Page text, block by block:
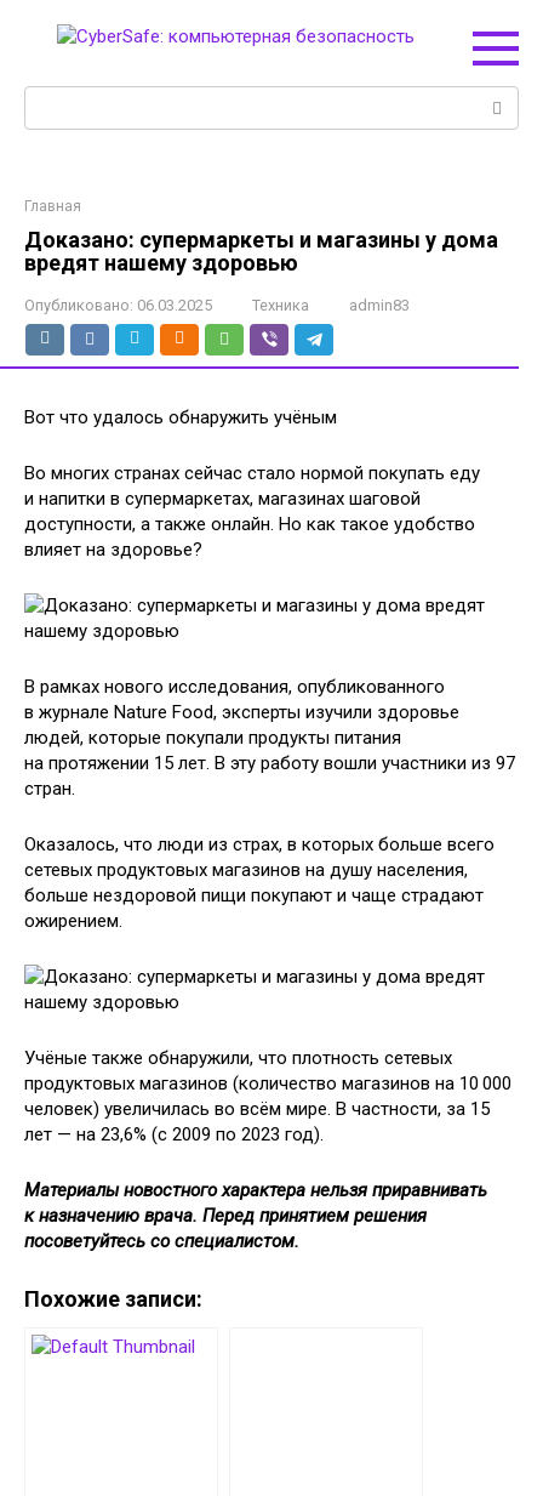
Главная
Доказано: супермаркеты и магазины у дома
вредят нашему здоровью
Опубликовано: 06.03.2025 Техника admin83
Вот что удалось обнаружить учёным
Во многих странах сейчас стало нормой покупать еду
и напитки в супермаркетах, магазинах шаговой
доступности, а также онлайн. Но как такое удобство
влияет на здоровье?
В рамках нового исследования, опубликованного
в журнале Nature Food, эксперты изучили здоровье
людей, которые покупали продукты питания
на протяжении 15 лет. В эту работу вошли участники из 97
стран.
Оказалось, что люди из страх, в которых больше всего
сетевых продуктовых магазинов на душу населения,
больше нездоровой пищи покупают и чаще страдают
ожирением.
Учёные также обнаружили, что плотность сетевых
продуктовых магазинов (количество магазинов на 10 000
человек) увеличилась во всём мире. В частности, за 15
лет — на 23,6% (с 2009 по 2023 год).
Материалы новостного характера нельзя приравнивать
к назначению врача. Перед принятием решения
посоветуйтесь со специалистом.
Похожие записи: